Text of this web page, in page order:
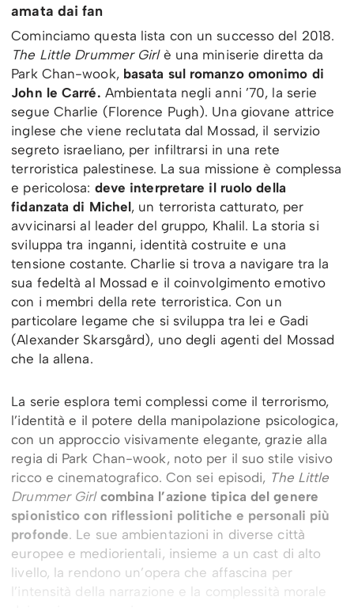
amata dai fan
Cominciamo questa lista con un successo del 2018.
The Little Drummer Girlè una miniserie diretta da
Park Chan-wook,basata sul romanzo omonimo di
John le Carré. Ambientata negli anni ’70, la serie
segue Charlie (Florence Pugh). Una giovane attrice
inglese che viene reclutata dal Mossad, il servizio
segreto israeliano, per infiltrarsi in una rete
terroristica palestinese. La sua missione è complessa
e pericolosa: deve interpretare il ruolo della
fidanzata di Michel, un terrorista catturato, per
avvicinarsi al leader del gruppo, Khalil. La storia si
sviluppa tra inganni, identità costruite e una
tensione costante. Charlie si trova a navigare tra la
sua fedeltà al Mossad e il coinvolgimento emotivo
con i membri della rete terroristica. Con un
particolare legame che si sviluppa tra lei e Gadi
(Alexander Skarsgård), uno degli agenti del Mossad
che la allena.
La serie esplora temi complessi come il terrorismo,
l’identità e il potere della manipolazione psicologica,
con un approccio visivamente elegante, grazie alla
regia di Park Chan-wook, noto per il suo stile visivo
ricco e cinematografico. Con sei episodi, The Little
Drummer Girlcombina l’azione tipica del genere
spionistico con riflessioni politiche e personali più
profonde. Le sue ambientazioni in diverse città
europee e mediorientali, insieme a un cast di alto
livello, la rendono un’opera che affascina per
l’intensità della narrazione e la complessità morale